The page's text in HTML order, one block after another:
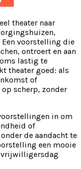
theater naar
Een voorstelling die
ontroert en aan
lastig te
theater goed: als
of
scherp, zonder
in om
of
de aandacht te
een mooie
vrijwilligersdag